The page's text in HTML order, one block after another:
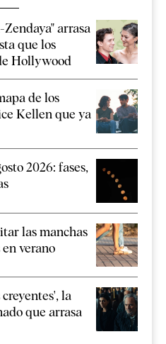
arrasa
que los
Hollywood
de los
Kellen que ya
2026: fases,
las manchas
verano
la
que arrasa